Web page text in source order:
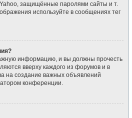
защищённые паролями сайты и т.
используйте в сообщениях тег
информацию, и вы должны прочесть
вверху каждого из форумов и в
на создание важных объявлений
конференции.